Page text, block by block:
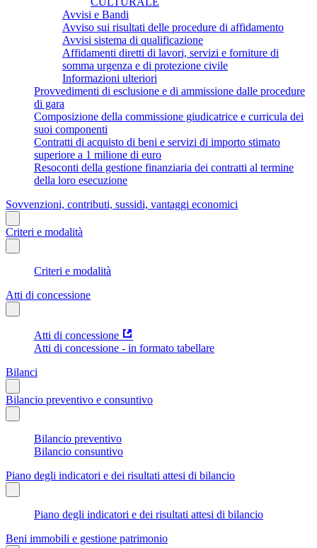
Avvisi e Bandi
Avviso sui risultati delle procedure di affidamento
Avvisi sistema di qualificazione
Affidamenti diretti di lavori, servizi e forniture di
somma urgenza e di protezione civile
Informazioni ulteriori
Provvedimenti di esclusione e di ammissione dalle procedure
di gara
Composizione della commissione giudicatrice e curricula dei
suoi componenti
Contratti di acquisto di beni e servizi di importo stimato
superiore a 1 milione di euro
Resoconti della gestione finanziaria dei contratti al termine
della loro esecuzione
Sovvenzioni, contributi, sussidi, vantaggi economici
Criteri e modalità
Criteri e modalità
Atti di concessione
Atti di concessione
Atti di concessione - in formato tabellare
Bilanci
Bilancio preventivo e consuntivo
Bilancio preventivo
Bilancio consuntivo
Piano degli indicatori e dei risultati attesi di bilancio
Piano degli indicatori e dei risultati attesi di bilancio
Beni immobili e gestione patrimonio